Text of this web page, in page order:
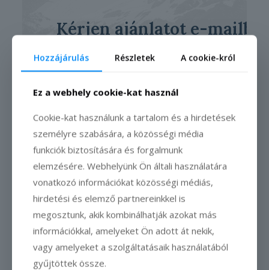
Kérjen ajánlatot e-
vagy telefonon!
fel.
Hozzájárulás Részletek A cookie-król
Ez a webhely cookie-kat használ
Cookie-kat használunk a tartalom és a hirdetések
személyre szabására, a közösségi média
funkciók biztosítására és forgalmunk
elemzésére. Webhelyünk Ön általi használatára
vonatkozó információkat közösségi médiás,
hirdetési és elemző partnereinkkel is
megosztunk, akik kombinálhatják azokat más
információkkal, amelyeket Ön adott át nekik,
vagy amelyeket a szolgáltatásaik használatából
gyűjtöttek össze.